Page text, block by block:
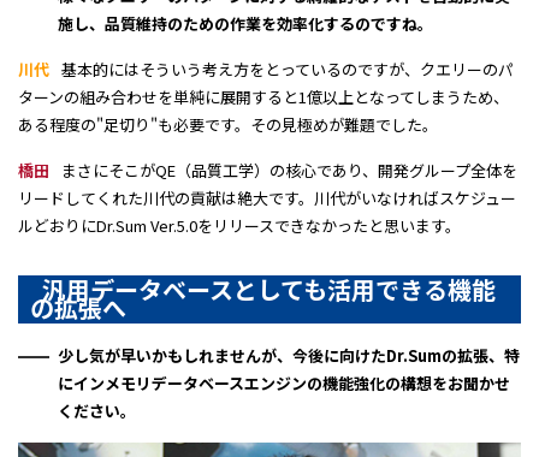
施し、品質維持のための作業を効率化するのですね。
川代 基本的にはそういう考え方をとっているのですが、クエリーのパ
ターンの組み合わせを単純に展開すると1億以上となってしまうため、
ある程度の"足切り"も必要です。その見極めが難題でした。
橋田
まさにそこがQE（品質工学）の核心であり、開発グループ全体を
リードしてくれた川代の貢献は絶大です。川代がいなければスケジュー
ルどおりにDr.Sum Ver.5.0をリリースできなかったと思います。
汎用データベースとしても活用できる機能
の拡張へ
少し気が早いかもしれませんが、今後に向けたDr.Sumの拡張、特
にインメモリデータベースエンジンの機能強化の構想をお聞かせ
ください。